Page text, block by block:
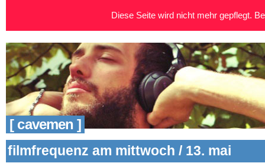
[ cavemen ]
filmfrequenz am mittwoch / 13. mai
Diese Seite wird nicht mehr gepflegt.